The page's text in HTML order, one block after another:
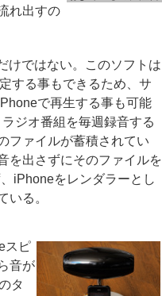
れ出すの
ではない。このソフトは
する事もできるため、サ
で再生する事も可能
ジオ番組を毎週録音する
ファイルが蓄積されてい
を出さずにそのファイルを
iPhoneをレンダラーとし
いる。
スピ
音が
タ